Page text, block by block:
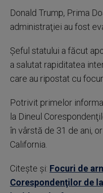
Donald Trump, Prima
administraţiei au fost
Şeful statului a făcut
a salutat rapiditatea
care au ripostat cu
Potrivit primelor
la Dineul
în vârstă de 31 de ani,
California.
Citește și: Focuri de
Corespondenţilor de